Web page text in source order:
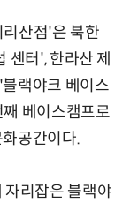
산점'은 북한
센터', 한라산 제
랙야크 베이스
베이스캠프로
공간이다.
자리잡은 블랙야